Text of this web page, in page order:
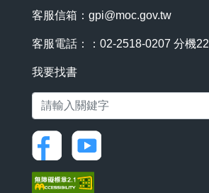
客服信箱： gpi@moc.gov.tw
客服電話：：02-2518-0207 分機22
我要找書